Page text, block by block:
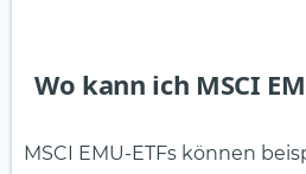
Wo kann ich MSCI
MSCI EMU-ETFs können